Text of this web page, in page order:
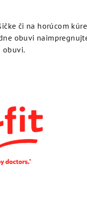
či na horúcom
obuvi
obuvi.